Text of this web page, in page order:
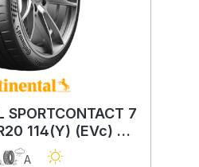
SPORTCONTACT 7
114(Y) (EVc) XL
A